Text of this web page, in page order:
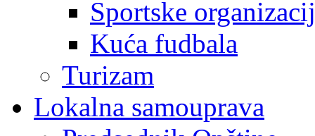
Sportske
Kuća fudbala
Turizam
Lokalna samouprava